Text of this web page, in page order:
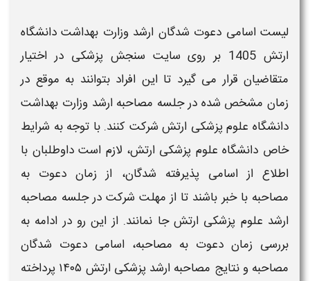
لیستاسامی دعوت شدگان ارشد وزارت بهداشت دانشگاه
ارتش 1405
بر روی سایت سنجشپزشکیدر اختیار
متقاضیان قرار می گیرد تا این افراد بتوانند به موقع در
زمان مشخص شده در جلسه مصاحبه ارشد وزارت بهداشت
دانشگاه علوم پزشکی ارتششرکت کنند. با توجه به شرایط
خاص دانشگاه علوم پزشکی ارتش، لازم است داوطلبان با
اطلاع ازاسامی پذیرفته شدگان، اززمان دعوت به
مصاحبه با خبر باشند تا از مهلت شرکت در جلسه مصاحبه
ارشد علوم پزشکی ارتش جا نمانند. از این رو در ادامه به
بررسی زمان دعوت به مصاحبه، اسامی دعوت شدگان
مصاحبه ونتایج مصاحبه ارشد پزشکی ارتش ۱۴۰۵
پرداخته